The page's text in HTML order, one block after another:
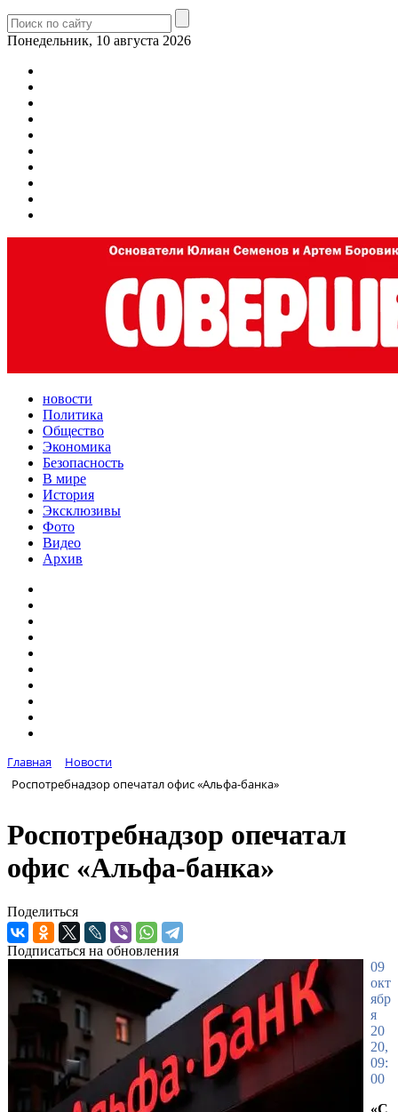
Понедельник, 10 августа 2026
новости
Политика
Общество
Экономика
Безопасность
В мире
История
Эксклюзивы
Фото
Видео
Архив
Главная
Новости
Роспотребнадзор опечатал офис «Альфа-банка»
Роспотребнадзор опечатал
офис «Альфа-банка»
Поделиться
Подписаться на обновления
09
окт
ябр
я
20
20,
09:
00
«С